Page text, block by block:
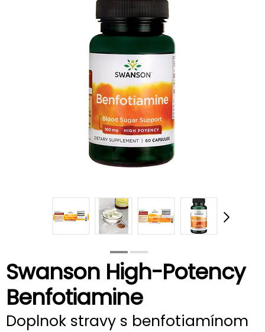
Swanson High-Potency
Benfotiamine
Doplnok stravy s benfotiamínom